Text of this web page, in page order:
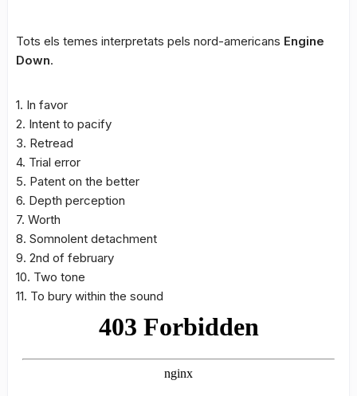
Tots els temes interpretats pels nord-americans Engine
Down.
1. In favor
2. Intent to pacify
3. Retread
4. Trial error
5. Patent on the better
6. Depth perception
7. Worth
8. Somnolent detachment
9. 2nd of february
10. Two tone
11. To bury within the sound